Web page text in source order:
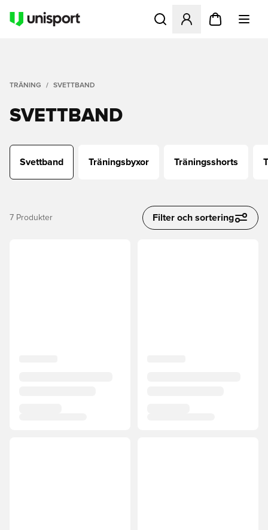
Öppnar en Modal för att
TRÄNING SVETTBAND
SVETTBAND
Svettband Träningsbyxor Träningsshorts
7 Produkter Filter och sortering